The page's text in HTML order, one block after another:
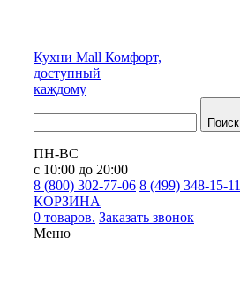
Кухни Mall Комфорт,
доступный
каждому
Поиск
ПН-ВС
с 10:00 до 20:00
8 (800) 302-77-06 8 (499) 348-15-11
КОРЗИНА
0 товаров. Заказать звонок
Меню